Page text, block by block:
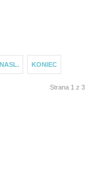
NASL. KONIEC
Strana 1 z 3